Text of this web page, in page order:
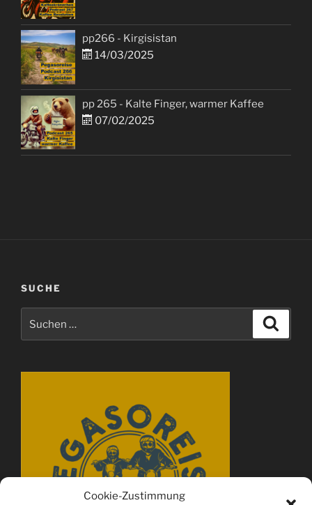
Cookie-Zustimmung
pp266 - Kirgisistan
14/03/2025
pp 265 - Kalte Finger, warmer Kaffee
07/02/2025
SUCHE